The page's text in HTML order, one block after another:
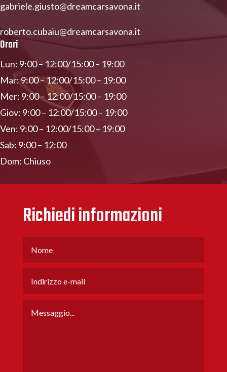
gabriele.giusto@dreamcarsavona.it
roberto.cubaiu@dreamcarsavona.it
Orari
Lun: 9:00 – 12:00/15:00 – 19:00
Mar: 9:00 – 12:00/15:00 – 19:00
Mer: 9:00 – 12:00/15:00 – 19:00
Giov: 9:00 – 12:00/15:00 – 19:00
Ven: 9:00 – 12:00/15:00 – 19:00
Sab: 9:00 – 12:00
Dom: Chiuso
Richiedi informazioni